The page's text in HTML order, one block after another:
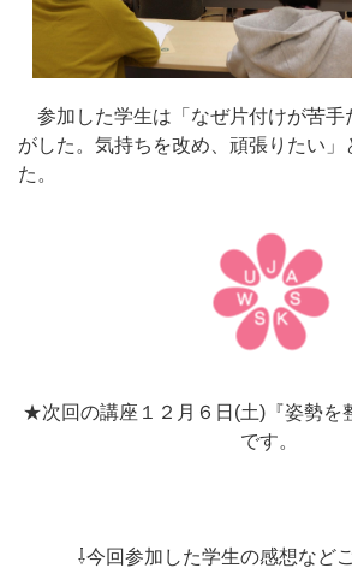
参加した学生は「なぜ片付けが苦手
がした。気持ちを改め、頑張りたい」
た。
★次回の講座１２月６日(土)『姿勢を
です。
⇩今回参加した学生の感想など